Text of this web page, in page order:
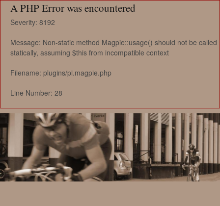
A PHP Error was encountered
Severity: 8192
Message: Non-static method Magpie::usage() should not be called
statically, assuming $this from incompatible context
Filename: plugins/pi.magpie.php
Line Number: 28